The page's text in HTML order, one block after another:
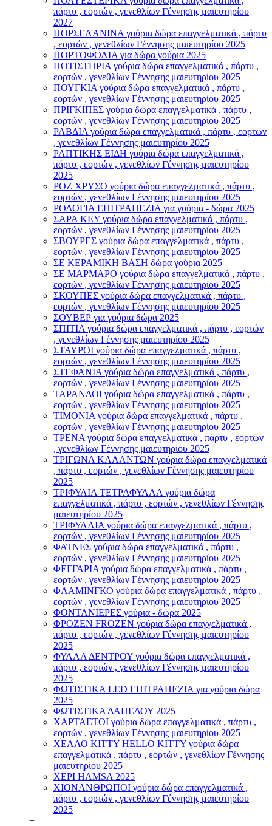
πάρτυ , εορτών , γενεθλίων Γέννησης μαιευτηρίου
2027
ΠΟΡΣΕΛΑΝΙΝΑ γούρια δώρα επαγγελματικά , πάρτυ
, εορτών , γενεθλίων Γέννησης μαιευτηρίου 2025
ΠΟΡΤΟΦΟΛΙΑ για δώρα γούρια 2025
ΠΟΤΙΣΤΗΡΙΑ γούρια δώρα επαγγελματικά , πάρτυ ,
εορτών , γενεθλίων Γέννησης μαιευτηρίου 2025
ΠΟΥΓΚΙΑ γούρια δώρα επαγγελματικά , πάρτυ ,
εορτών , γενεθλίων Γέννησης μαιευτηρίου 2025
ΠΡΙΓΚΙΠΕΣ γούρια δώρα επαγγελματικά , πάρτυ ,
εορτών , γενεθλίων Γέννησης μαιευτηρίου 2025
ΡΑΒΔΙΑ γούρια δώρα επαγγελματικά , πάρτυ , εορτών
, γενεθλίων Γέννησης μαιευτηρίου 2025
ΡΑΠΤΙΚΗΣ ΕΙΔΗ γούρια δώρα επαγγελματικά ,
πάρτυ , εορτών , γενεθλίων Γέννησης μαιευτηρίου
2025
ΡΟΖ ΧΡΥΣΟ γούρια δώρα επαγγελματικά , πάρτυ ,
εορτών , γενεθλίων Γέννησης μαιευτηρίου 2025
ΡΟΛΟΓΙΑ ΕΠΙΤΡΑΠΕΖΙΑ για γούρια - δώρα 2025
ΣΑΡΑ ΚΕΥ γούρια δώρα επαγγελματικά , πάρτυ ,
εορτών , γενεθλίων Γέννησης μαιευτηρίου 2025
ΣΒΟΥΡΕΣ γούρια δώρα επαγγελματικά , πάρτυ ,
εορτών , γενεθλίων Γέννησης μαιευτηρίου 2025
ΣΕ ΚΕΡΑΜΙΚΗ ΒΑΣΗ δώρα γούρια 2025
ΣΕ ΜΑΡΜΑΡΟ γούρια δώρα επαγγελματικά , πάρτυ ,
εορτών , γενεθλίων Γέννησης μαιευτηρίου 2025
ΣΚΟΥΠΕΣ γούρια δώρα επαγγελματικά , πάρτυ ,
εορτών , γενεθλίων Γέννησης μαιευτηρίου 2025
ΣΟΥΒΕΡ για γούρια δώρα 2025
ΣΠΙΤΙΑ γούρια δώρα επαγγελματικά , πάρτυ , εορτών
, γενεθλίων Γέννησης μαιευτηρίου 2025
ΣΤΑΥΡΟI γούρια δώρα επαγγελματικά , πάρτυ ,
εορτών , γενεθλίων Γέννησης μαιευτηρίου 2025
ΣΤΕΦΑΝΙΑ γούρια δώρα επαγγελματικά , πάρτυ ,
εορτών , γενεθλίων Γέννησης μαιευτηρίου 2025
ΤΑΡΑΝΔΟΙ γούρια δώρα επαγγελματικά , πάρτυ ,
εορτών , γενεθλίων Γέννησης μαιευτηρίου 2025
ΤΙΜΟΝΙA γούρια δώρα επαγγελματικά , πάρτυ ,
εορτών , γενεθλίων Γέννησης μαιευτηρίου 2025
ΤΡΕΝΑ γούρια δώρα επαγγελματικά , πάρτυ , εορτών
, γενεθλίων Γέννησης μαιευτηρίου 2025
ΤΡΙΓΩΝΑ ΚΑΛΑΝΤΩΝ γούρια δώρα επαγγελματικά
, πάρτυ , εορτών , γενεθλίων Γέννησης μαιευτηρίου
2025
ΤΡΙΦΥΛΙΑ ΤΕΤΡΑΦΥΛΛΑ γούρια δώρα
επαγγελματικά , πάρτυ , εορτών , γενεθλίων Γέννησης
μαιευτηρίου 2025
ΤΡΙΦΥΛΛΙΑ γούρια δώρα επαγγελματικά , πάρτυ ,
εορτών , γενεθλίων Γέννησης μαιευτηρίου 2025
ΦΑΤΝΕΣ γούρια δώρα επαγγελματικά , πάρτυ ,
εορτών , γενεθλίων Γέννησης μαιευτηρίου 2025
ΦΕΓΓΑΡΙΑ γούρια δώρα επαγγελματικά , πάρτυ ,
εορτών , γενεθλίων Γέννησης μαιευτηρίου 2025
ΦΛΑΜΙΝΓΚΟ γούρια δώρα επαγγελματικά , πάρτυ ,
εορτών , γενεθλίων Γέννησης μαιευτηρίου 2025
ΦΟΝΤΑΝΙΕΡΕΣ γούρια - δώρα 2025
ΦΡΟΖΕΝ FROZEN γούρια δώρα επαγγελματικά ,
πάρτυ , εορτών , γενεθλίων Γέννησης μαιευτηρίου
2025
ΦΥΛΛΑ ΔΕΝΤΡΟΥ γούρια δώρα επαγγελματικά ,
πάρτυ , εορτών , γενεθλίων Γέννησης μαιευτηρίου
2025
ΦΩΤΙΣΤΙΚΑ LED ΕΠΙΤΡΑΠΕΖΙΑ για γούρια δώρα
2025
ΦΩΤΙΣΤΙΚΑ ΔΑΠΕΔΟΥ 2025
ΧΑΡΤΑΕΤΟI γούρια δώρα επαγγελματικά , πάρτυ ,
εορτών , γενεθλίων Γέννησης μαιευτηρίου 2025
ΧΕΛΛΟ ΚΙΤΤΥ HELLO KITTY γούρια δώρα
επαγγελματικά , πάρτυ , εορτών , γενεθλίων Γέννησης
μαιευτηρίου 2025
ΧΕΡΙ HAMSA 2025
ΧΙΟΝΑΝΘΡΩΠΟΙ γούρια δώρα επαγγελματικά ,
πάρτυ , εορτών , γενεθλίων Γέννησης μαιευτηρίου
2025
+